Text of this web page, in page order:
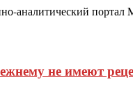
аналитический портал
не имеют